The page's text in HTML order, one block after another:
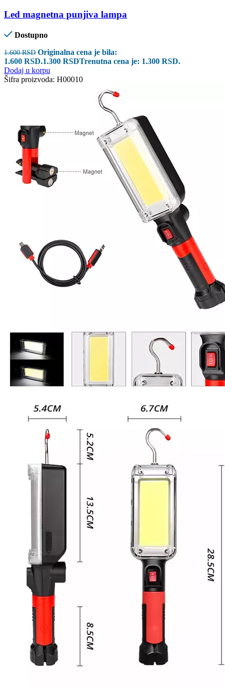
Led magnetna punjiva lampa
Dostupno
1.600RSD Originalna cena je bila:
1.600 RSD.1.300 RSDTrenutna cena je: 1.300 RSD.
Dodaj u korpu
Šifra proizvoda: H00010